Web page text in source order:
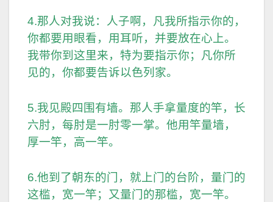
4.那人对我说：人子啊，凡我所指示你的，
你都要用眼看，用耳听，并要放在心上。
我带你到这里来，特为要指示你；凡你所
见的，你都要告诉以色列家。
5.我见殿四围有墙。那人手拿量度的竿，长
六肘，每肘是一肘零一掌。他用竿量墙，
厚一竿，高一竿。
6.他到了朝东的门，就上门的台阶，量门的
这槛，宽一竿；又量门的那槛，宽一竿。